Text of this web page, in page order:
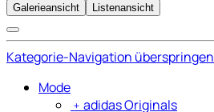
Galerieansicht Listenansicht
Kategorie-Navigation überspringen
Mode
﹢ adidas Originals